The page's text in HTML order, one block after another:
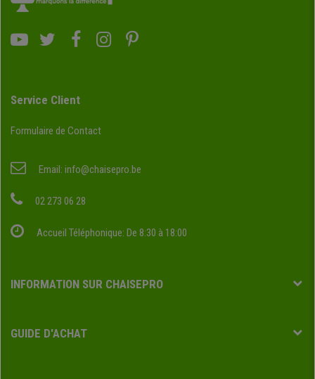
Service Client
Formulaire de Contact
Email: info@chaisepro.be
02 273 06 28
Accueil Téléphonique: De 8:30 à 18:00
INFORMATION SUR CHAISEPRO
GUIDE D'ACHAT